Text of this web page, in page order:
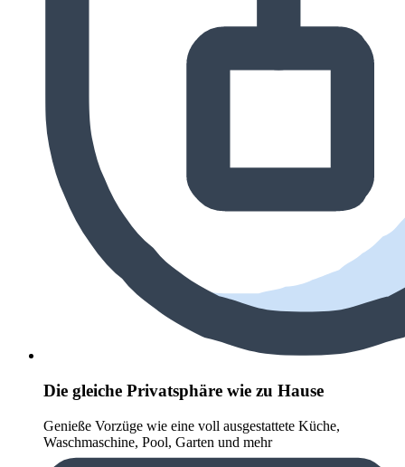
Die gleiche Privatsphäre wie zu Hause
Genieße Vorzüge wie eine voll ausgestattete Küche,
Waschmaschine, Pool, Garten und mehr